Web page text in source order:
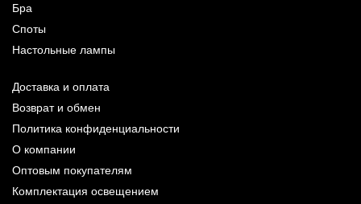
Бра
Споты
Настольные лампы
Доставка и оплата
Возврат и обмен
Политика конфиденциальности
О компании
Оптовым покупателям
Комплектация освещением